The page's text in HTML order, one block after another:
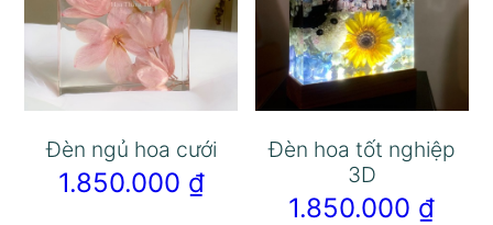
Đèn ngủ hoa cưới
1.850.000 ₫
Đèn hoa tốt nghiệp
3D
1.850.000 ₫